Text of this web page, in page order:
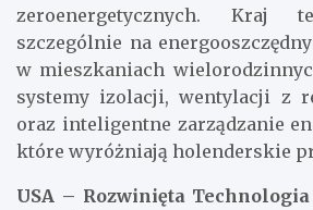
zeroenergetycznych.
szczególnie na
w mieszkaniach
systemy izolacji, wentylacji z
oraz inteligentne zarządzanie
które wyróżniają holenderskie
USA – Rozwinięta